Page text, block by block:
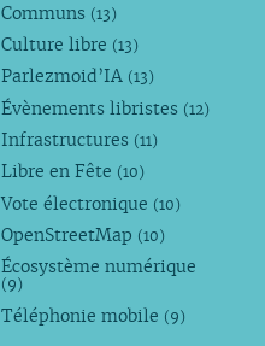
Communs (13)
Culture libre (13)
Parlezmoid’IA (13)
Évènements libristes (12)
Infrastructures (11)
Libre en Fête (10)
Vote électronique (10)
OpenStreetMap (10)
Écosystème numérique
(9)
Téléphonie mobile (9)